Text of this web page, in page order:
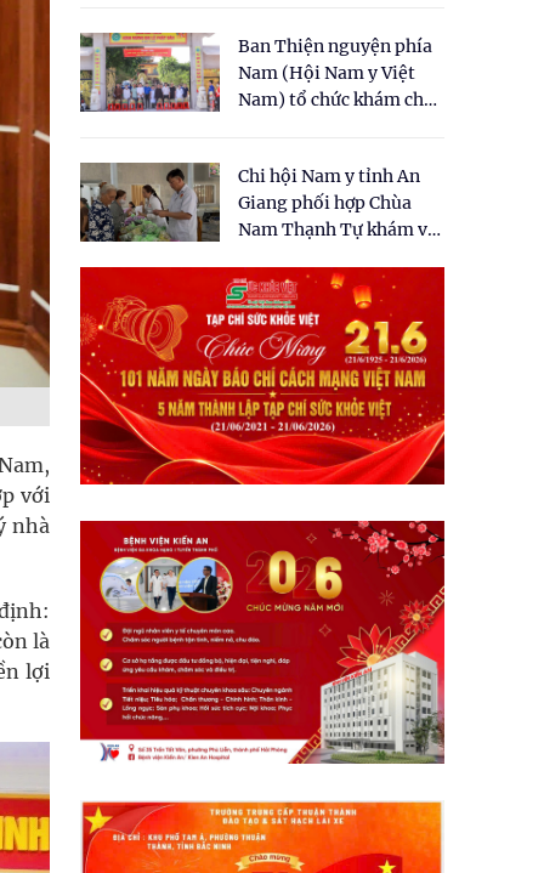
với
nhà
là
lợi
Ban Thiện nguyện phía
Nam (Hội Nam y Việt
Nam) tổ chức khám chữa
dân tại xã Tân Tập
Chi hội Nam y tỉnh An
Giang phối hợp Chùa
Nam Thạnh Tự khám và
nhân dân